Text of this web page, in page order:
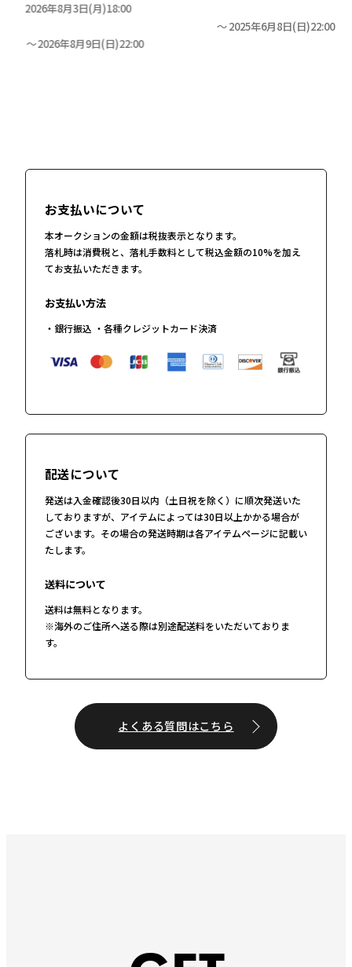
2026年8月3日(月)18:00
2026年8月9日(日)22:00
2025年6月8日(日)22:00
お支払いについて
本オークションの金額は税抜表示となります。
落札時は消費税と、落札手数料として税込金額の10%を加え
てお支払いただきます。
お支払い方法
・銀行振込 ・各種クレジットカード決済
配送について
発送は入金確認後30日以内（土日祝を除く）に順次発送いた
しておりますが、アイテムによっては30日以上かかる場合が
ございます。その場合の発送時期は各アイテムページに記載い
たします。
送料について
送料は無料となります。
※海外のご住所へ送る際は別途配送料をいただいておりま
す。
よくある質問はこちら